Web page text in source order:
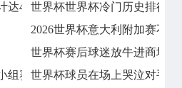
42 世界杯世界杯冷门历史排行榜
2026世界杯意大利附加赛不敌
世界杯赛后球迷放牛进商场
组赛后转场48小时内
世界杯球员在场上哭泣对手安